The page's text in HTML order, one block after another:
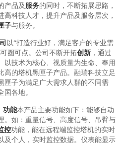
产品及 服务的同时，不断拓展思路，
高科技人才，提升产品及服务层次，
子与服务。
以“打造行业好，满足客户的专业需
可圈可点。公司不断开拓创新 ，通过
以技术为核心、视质量为生命、奉用
高的塔机黑匣子产品。融瑞科技立足
匣子为满足广大需求人群的不同需
国各地。
功能本产品主要功能如下：能够自动
。如：重量信号、高度信号、吊臂与
控功能，能在远程端监控塔机的实时
及个人，实时监控数据。仪表能显示